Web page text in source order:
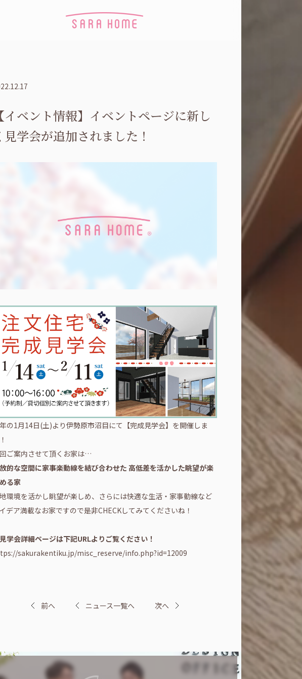
【イベント情報】イベントページに新し
見学会が追加されました！
の1月14日(土)より伊勢原市沼目にて【完成見学会】を開催しま
ご案内させて頂くお家は…
的な空間に家事楽動線を結び合わせた 高低差を活かした眺望が楽
る家
環境を活かし眺望が楽しめ、さらには快適な生活・家事動線など
デア満載なお家ですので是非CHECKしてみてくださいね！
学会詳細ページは下記URLよりご覧ください！
sakurakentiku.jp/misc_reserve/info.php?id=12009
前へ ニュース一覧へ 次へ